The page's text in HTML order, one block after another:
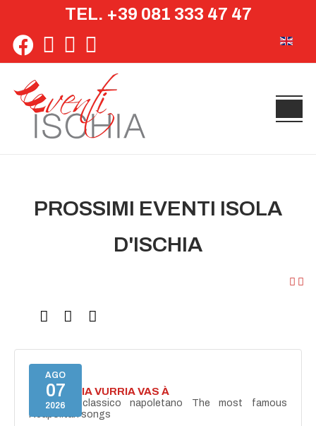
TEL. +39 081 333 47 47
PROSSIMI EVENTI ISOLA
D'ISCHIA
AGO
07
2026
I'TE VURRIA VURRIA VAS À
Concerto classico napoletano The most famous
Neapolitan songs